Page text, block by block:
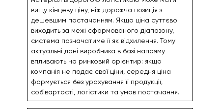
вищу кінцеву ціну, ніж дорожча позиція з
дешевшим постачанням. Якщо ціна суттєво
виходить за межі сформованого діапазону,
система позначатиме її як відхилення. Тому
актуальні дані виробника в базі напряму
впливають на ринковий орієнтир: якщо
компанія не подає свої ціни, середня ціна
формується без урахування її продукції,
собівартості, логістики та умов постачання.